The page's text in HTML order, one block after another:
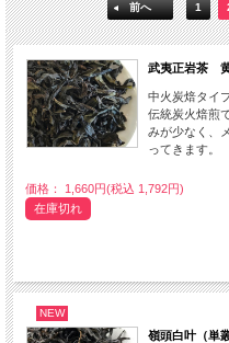
前へ 1
武夷正岩茶
中火炭焙タイ
伝統炭火焙煎
みが少なく、
ってきます。
価格： 1,660円(税込 1,792円)
在庫切れ
NEW
嶺頭白叶（単叢